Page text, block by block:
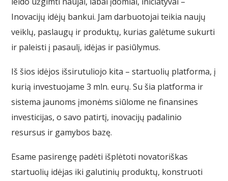
Inovacijų idėjų bankui. Jam darbuotojai teikia naujų
veiklų, paslaugų ir produktų, kurias galėtume sukurti
ir paleisti į pasaulį, idėjas ir pasiūlymus.
Iš šios idėjos išsirutuliojo kita – startuolių platforma, į
kurią investuojame 3 mln. eurų. Su šia platforma ir
sistema jaunoms įmonėms siūlome ne finansines
investicijas, o savo patirtį, inovacijų padalinio
resursus ir gamybos bazę.
Esame pasirengę padėti išplėtoti novatoriškas
startuolių idėjas iki galutinių produktų, konstruoti